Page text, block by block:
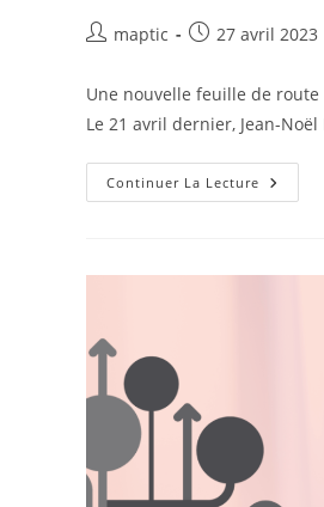
maptic 27 avril 2023
Une nouvelle feuille de
Le 21 avril dernier, Jean-
Continuer La Lecture